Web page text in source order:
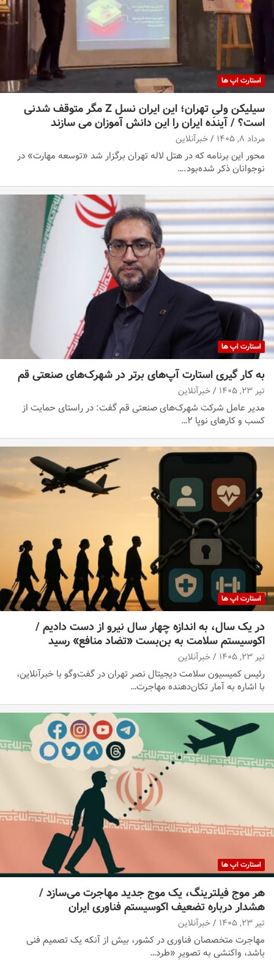
استارت اپ ها
سیلیکن ولیِ تهران؛ این ایران نسل Z مگر متوقف شدنی
است؟ / آینده ایران را این دانش آموزان می سازند
مرداد ۸, ۱۴۰۵ خبرآنلاین
محور این برنامه که در هتل لاله تهران برگزار شد «توسعه مهارت» در
نوجوانان ذکر شده‌بود.…
استارت اپ ها
به کار گیری استارت آپ‌های برتر در شهرک‌های صنعتی قم
تیر ۲۳, ۱۴۰۵ خبرآنلاین
مدیر عامل شرکت شهرک‌های صنعتی قم گفت: در راستای حمایت از
کسب و کارهای نوپا ۲…
استارت اپ ها
در یک سال، به اندازه چهار سال نیرو از دست دادیم /
اکوسیستم سلامت به بن‌بست «تضاد منافع» رسید
تیر ۲۳, ۱۴۰۵ خبرآنلاین
رئیس کمیسیون سلامت دیجیتال نصر تهران در گفت‌وگو با خبرآنلاین،
با اشاره به آمار تکان‌دهنده‌ مهاجرت…
استارت اپ ها
هر موج فیلترینگ، یک موج جدید مهاجرت می‌سازد /
هشدار درباره تضعیف اکوسیستم فناوری ایران
تیر ۲۳, ۱۴۰۵ خبرآنلاین
مهاجرت متخصصان فناوری در کشور، بیش از آنکه یک تصمیم فنی
باشد، واکنشی به تصویرِ «طرد…